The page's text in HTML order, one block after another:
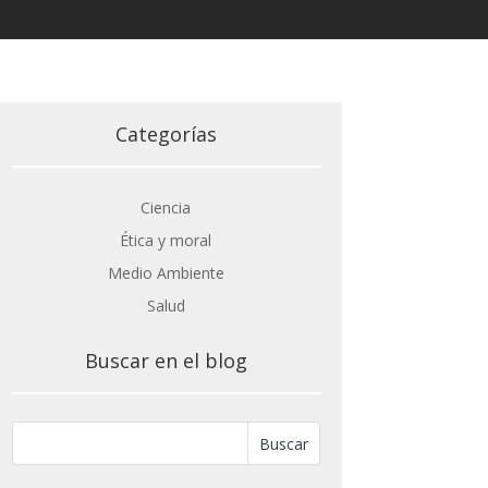
Categorías
Ciencia
Ética y moral
Medio Ambiente
Salud
Buscar en el blog